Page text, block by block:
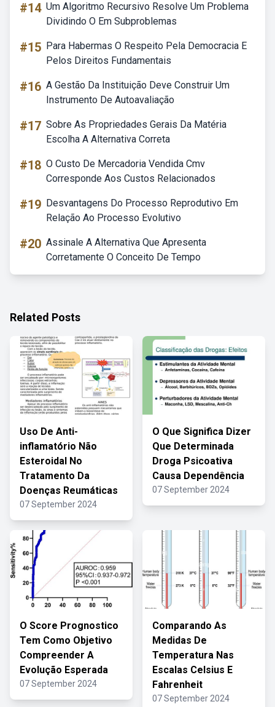
#14 Um Algoritmo Recursivo Resolve Um Problema
Dividindo O Em Subproblemas
#15 Para Habermas O Respeito Pela Democracia E
Pelos Direitos Fundamentais
#16 A Gestão Da Instituição Deve Construir Um
Instrumento De Autoavaliação
#17 Sobre As Propriedades Gerais Da Matéria
Escolha A Alternativa Correta
#18 O Custo De Mercadoria Vendida Cmv
Corresponde Aos Custos Relacionados
#19 Desvantagens Do Processo Reprodutivo Em
Relação Ao Processo Evolutivo
#20 Assinale A Alternativa Que Apresenta
Corretamente O Conceito De Tempo
Related Posts
Uso De Anti-
inflamatório Não
Esteroidal No
Tratamento Da
Doenças Reumáticas
07 September 2024
O Que Significa Dizer
Que Determinada
Droga Psicoativa
Causa Dependência
07 September 2024
O Score Prognostico
Tem Como Objetivo
Compreender A
Evolução Esperada
07 September 2024
Comparando As
Medidas De
Temperatura Nas
Escalas Celsius E
Fahrenheit
07 September 2024